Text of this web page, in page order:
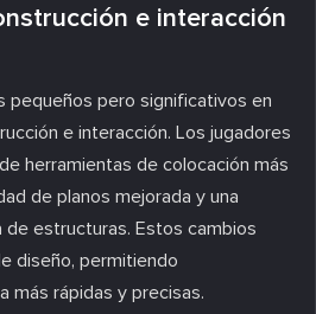
e interacción
pequeños pero significativos en
e interacción. Los jugadores
herramientas de colocación más
de planos mejorada y una
de estructuras. Estos cambios
diseño, permitiendo
más rápidas y precisas.